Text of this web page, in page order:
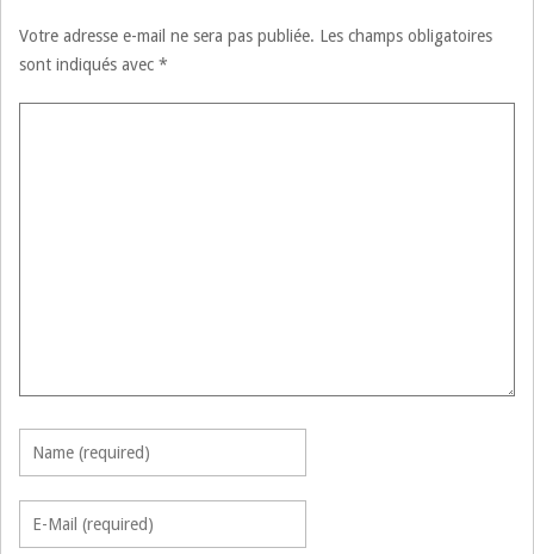
Votre adresse e-mail ne sera pas publiée. Les champs obligatoires
sont indiqués avec *